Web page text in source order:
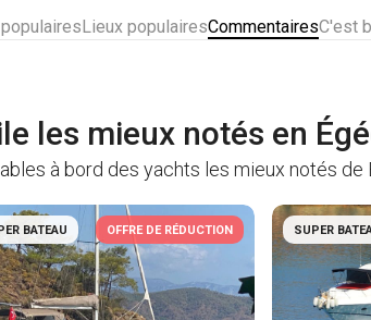
Lieux populairesCommentairesC'est
les mieux notés en
à bord des yachts les mieux notés de
BATEAU OFFRE DE RÉDUCTION SUPER